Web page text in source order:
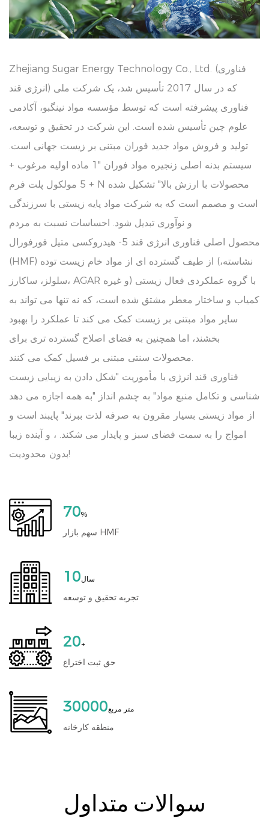
Zhejiang Sugar Energy Technology Co., Ltd. (فناوری
انرژی قند) که در سال 2017 تأسیس شد، یک شرکت ملی
فناوری پیشرفته است که توسط مؤسسه مواد نینگبو، آکادمی
علوم چین تأسیس شده است. این شرکت در تحقیق و توسعه،
تولید و فروش مواد جدید فوران مبتنی بر زیست جهانی است.
سیستم بدنه اصلی زنجیره مواد فوران "1 ماده اولیه مرغوب +
5 مولکول پلت فرم + N محصولات با ارزش بالا" تشکیل شده
است و مصمم است که به شرکت مواد پایه زیستی با سرزندگی
و نوآوری تبدیل شود. احساسات نسبت به مردم
محصول اصلی فناوری انرژی قند 5- هیدروکسی متیل فورفورال
(HMF) از طیف گسترده ای از مواد خام زیست توده (نشاسته،
سلولز، ساکارز، AGAR و غیره) با گروه عملکردی فعال زیستی
کمیاب و ساختار معطر مشتق شده است، که نه تنها می تواند به
سایر مواد مبتنی بر زیست کمک می کند تا عملکرد را بهبود
بخشند، اما همچنین به فضای اصلاح گسترده تری برای
محصولات سنتی مبتنی بر فسیل کمک می کنند.
فناوری قند انرژی با مأموریت "شکل دادن به زیبایی زیست
شناسی و تکامل منبع مواد" به چشم انداز "به همه اجازه می دهد
از مواد زیستی بسیار مقرون به صرفه لذت ببرند" پایبند است و
امواج را به سمت فضای سبز و پایدار می شکند. ، و آینده زیبا
بدون محدودیت!
70%
سهم بازار HMF
10سال
تجربه تحقیق و توسعه
20+
حق ثبت اختراع
30000متر مربع
منطقه کارخانه
سوالات متداول